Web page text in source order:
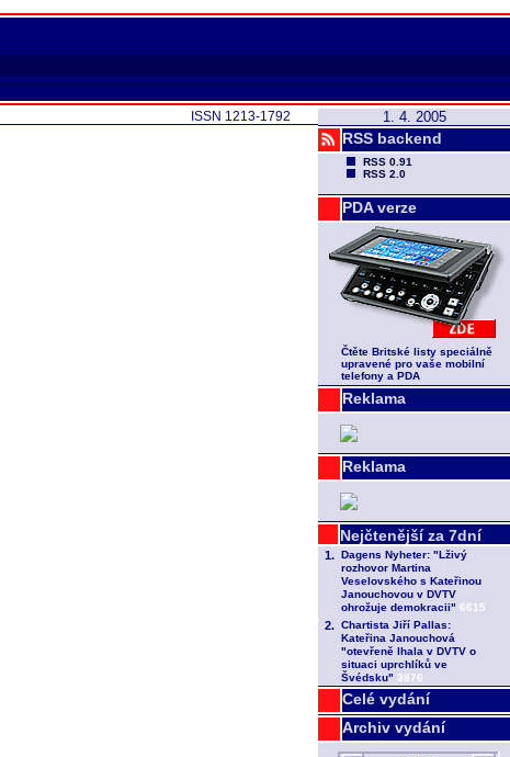
1. 4. 2005
RSS backend
RSS 0.91
RSS 2.0
PDA verze
Čtěte Britské listy speciálně
upravené pro vaše mobilní
telefony a PDA
Reklama
Reklama
Celé vydání
Archiv vydání
ISSN 1213-1792